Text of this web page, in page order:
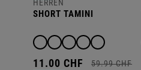
HERREN
SHORT TAMINI
11.00 CHF 59.99 CHF